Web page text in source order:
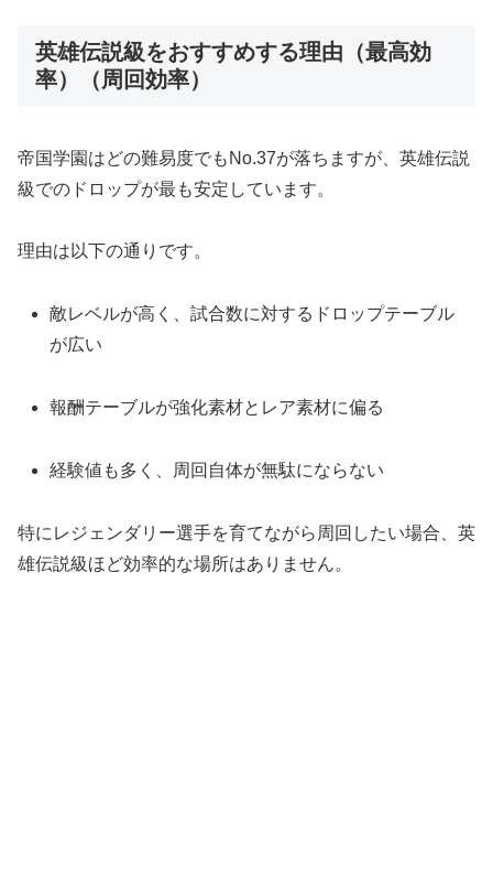
英雄伝説級をおすすめする理由（最高効
率）（周回効率）
帝国学園はどの難易度でもNo.37が落ちますが、英雄伝説
級でのドロップが最も安定しています。
理由は以下の通りです。
敵レベルが高く、試合数に対するドロップテーブル
が広い
報酬テーブルが強化素材とレア素材に偏る
経験値も多く、周回自体が無駄にならない
特にレジェンダリー選手を育てながら周回したい場合、英
雄伝説級ほど効率的な場所はありません。